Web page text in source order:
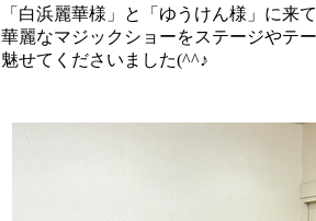
「白浜麗華様」と「ゆうけん様」に来
華麗なマジックショーをステージやテ
魅せてくださいました(^^♪